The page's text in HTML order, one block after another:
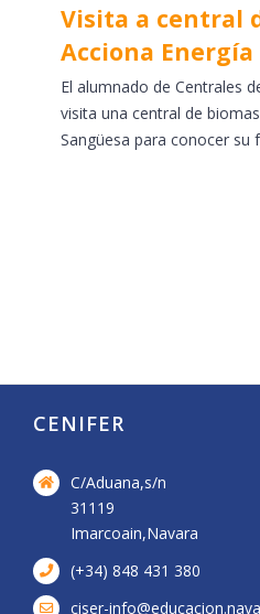
Visita a central
Acciona Energía
El alumnado de Centrales
visita una central de
Sangüesa para conocer su
CENIFER
C/Aduana,s/n
31119
Imarcoain,Navara
(+34) 848 431 380
ciser-